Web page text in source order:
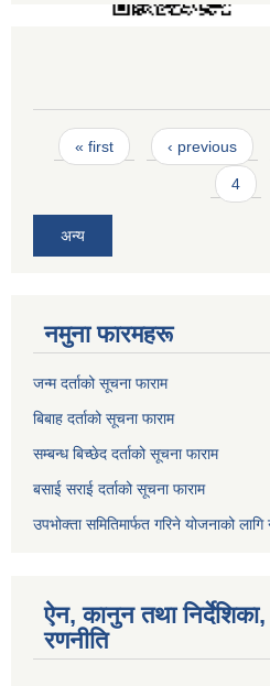
Pages
« first ‹ previous
4
अन्य
नमुना फारमहरू
जन्म दर्ताको सूचना फाराम
बिबाह दर्ताको सूचना फाराम
सम्बन्ध बिच्छेद दर्ताको सूचना फाराम
बसाई सराई दर्ताको सूचना फाराम
उपभोक्ता समितिमार्फत गरिने योजनाको
ऐन, कानुन तथा निर्देशिका,
रणनीति